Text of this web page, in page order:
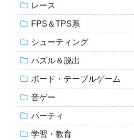
レース
FPS＆TPS系
シューティング
パズル＆脱出
ボード・テーブルゲーム
音ゲー
パーティ
学習・教育